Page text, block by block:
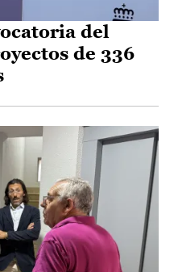
del
de 336